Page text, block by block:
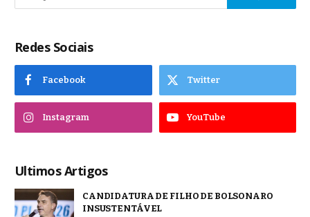
Redes Sociais
Facebook Twitter
Instagram YouTube
Ultimos Artigos
CANDIDATURA DE FILHO DE BOLSONARO
INSUSTENTÁVEL